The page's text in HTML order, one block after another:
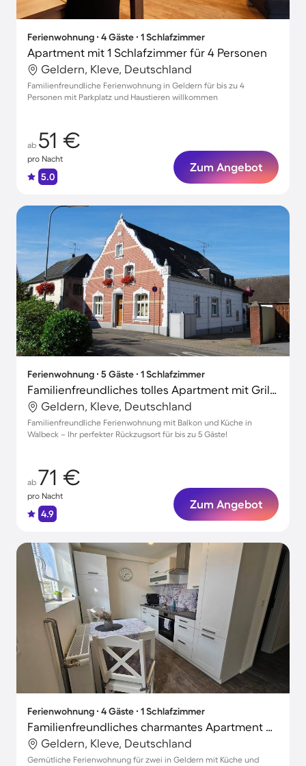
Ferienwohnung ∙ 4 Gäste ∙ 1 Schlafzimmer
Apartment mit 1 Schlafzimmer für 4 Personen
Geldern, Kleve, Deutschland
Familienfreundliche Ferienwohnung in Geldern für bis zu 4
Personen mit Parkplatz und Haustieren willkommen
ab 51 €
pro Nacht
5.0
Zum Angebot
Ferienwohnung ∙ 5 Gäste ∙ 1 Schlafzimmer
Familienfreundliches tolles Apartment mit Grill | Naturblick | Perfekt für die Arbeit von Zuhause
Geldern, Kleve, Deutschland
Familienfreundliche Ferienwohnung mit Balkon und Küche in
Walbeck – Ihr perfekter Rückzugsort für bis zu 5 Gäste!
ab 71 €
pro Nacht
4.9
Zum Angebot
Ferienwohnung ∙ 4 Gäste ∙ 1 Schlafzimmer
Familienfreundliches charmantes Apartment mit Terrasse | Haustiere erlaubt
Geldern, Kleve, Deutschland
Gemütliche Ferienwohnung für zwei in Geldern mit Küche und